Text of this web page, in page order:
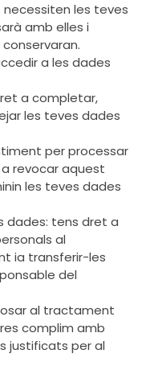
les teves
amb elles i
a les dades
a completar,
les teves dades
per processar
revocar aquest
les teves dades
dades: tens dret a
al
ia transferir-les
del
al tractament
complim amb
justificats per al